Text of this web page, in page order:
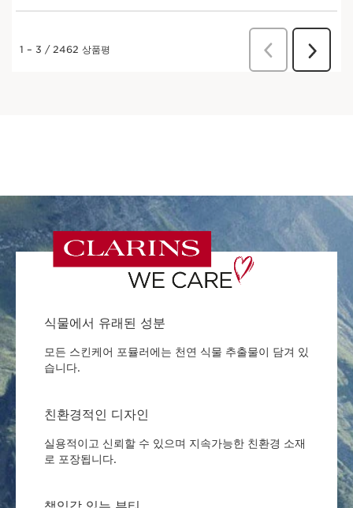
식물에서 유래된 성분
모든 스킨케어 포뮬러에는 천연 식물 추출물이 담겨 있
습니다.
친환경적인 디자인
실용적이고 신뢰할 수 있으며 지속가능한 친환경 소재
로 포장됩니다.